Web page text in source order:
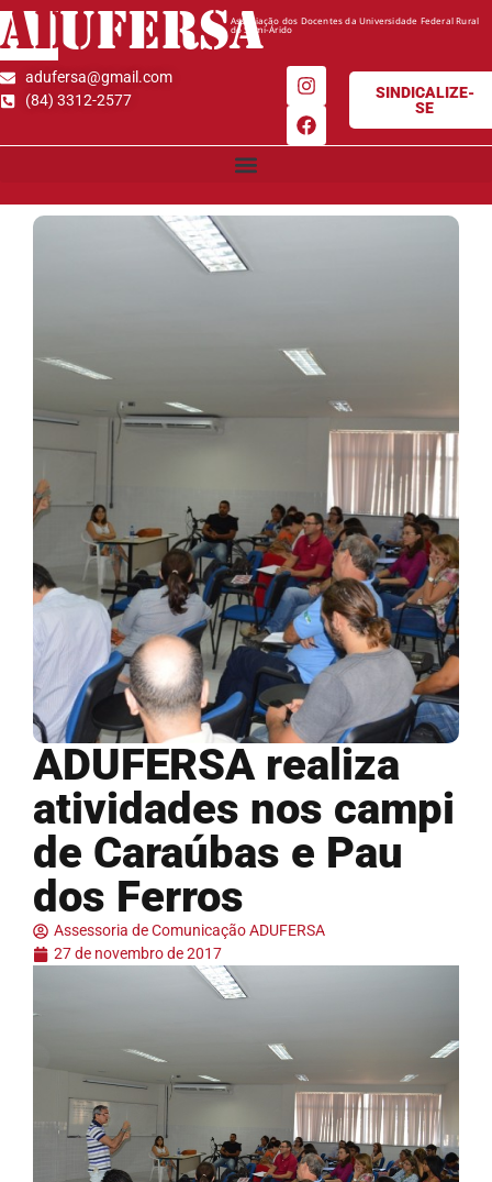
ADUFERSAAssociação dos Docentes da Universidade Federal Rural
do Semi-Árido
adufersa@gmail.com
(84) 3312-2577
SINDICALIZE-
SE
ADUFERSA realiza
atividades nos campi
de Caraúbas e Pau
dos Ferros
Assessoria de Comunicação ADUFERSA
27 de novembro de 2017